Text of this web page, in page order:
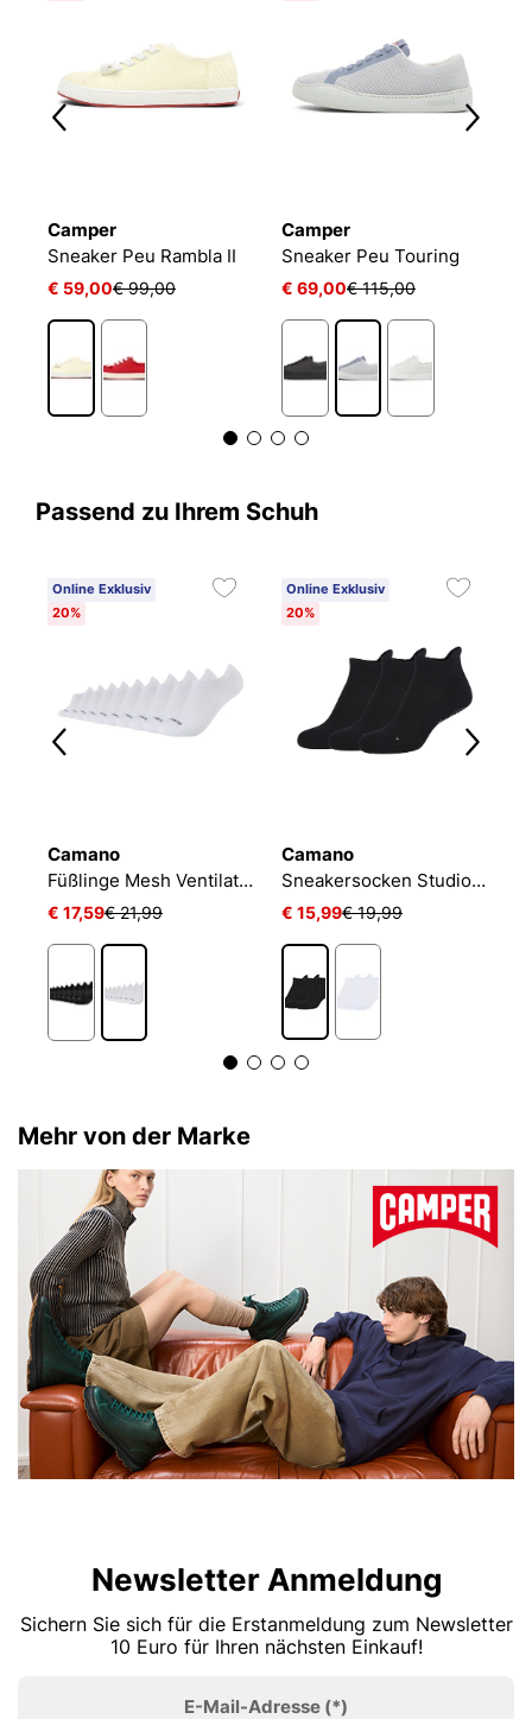
Camper
Sneaker Peu Rambla II
€ 59,00€ 99,00
Camper
Sneaker Peu Touring
€ 69,00€ 115,00
Passend zu Ihrem Schuh
Online Exklusiv
20%
Camano
Füßlinge Mesh Ventilation
€ 17,59€ 21,99
Online Exklusiv
20%
Camano
Sneakersocken Studio-Line Pilates und Yoga
€ 15,99€ 19,99
Mehr von der Marke
Newsletter Anmeldung
Sichern Sie sich für die Erstanmeldung zum Newsletter
10 Euro für Ihren nächsten Einkauf!
E-Mail-Adresse (*)